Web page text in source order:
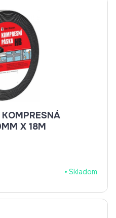
X 18M
Skladom